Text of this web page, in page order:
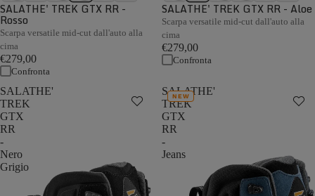
SALATHE' TREK GTX RR -
Rosso
Scarpa versatile mid-cut dall'auto alla
cima
€279,00
Confronta
SALATHE' TREK GTX RR - Aloe
Scarpa versatile mid-cut dall'auto alla
cima
€279,00
Confronta
SALATHE'
TREK
GTX
RR
-
Nero
Grigio
SALATHE'
TREK
GTX
RR
-
Jeans
NEW